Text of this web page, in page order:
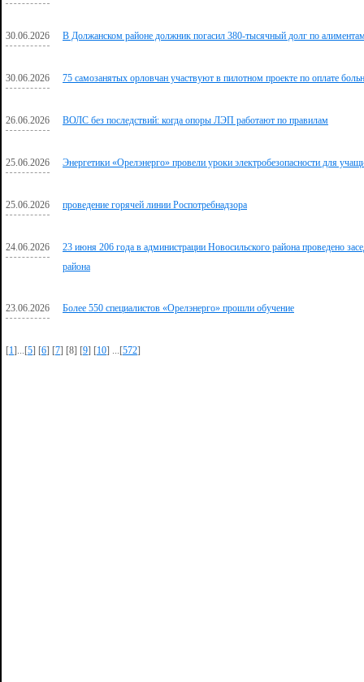
30.06.2026 В Должанском районе должник погасил 380-тысячный долг по
30.06.2026 75 самозанятых орловчан участвуют в пилотном проекте по оплате
26.06.2026 ВОЛС без последствий: когда опоры ЛЭП работают по правилам
25.06.2026 Энергетики «Орелэнерго» провели уроки электробезопасности для
25.06.2026 проведение горячей линии Роспотребнадзора
24.06.2026
23 июня 206 года в администрации Новосильского района проведено
района
23.06.2026 Более 550 специалистов «Орелэнерго» прошли обучение
[1]...[5] [6] [7] [8] [9] [10] ...[572]